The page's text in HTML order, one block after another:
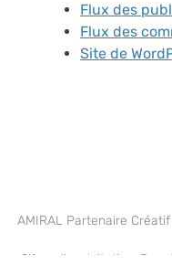
Flux des
Flux des
Site de
AMIRAL Partenaire
Siège d'exploitation: Rue